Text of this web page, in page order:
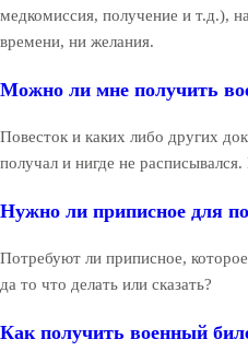
медкомиссия, получение и т.д.),
времени, ни желания.
Можно ли мне получить
Повесток и каких либо других
получал и нигде не
Нужно ли приписное для
Потребуют ли приписное,
да то что делать или сказать?
Как получить военный